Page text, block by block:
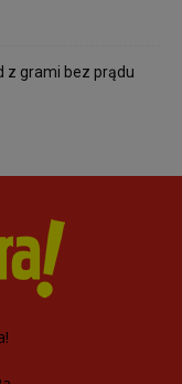
z grami bez prądu